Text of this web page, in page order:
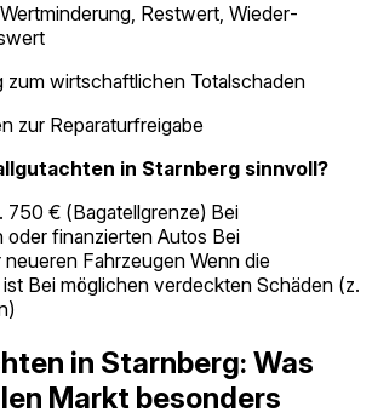
Restwert, Wieder­
zum wirtschaftlichen Totalschaden
zur Reparaturfreigabe
in Starnberg sinnvoll?
750 € (Bagatellgrenze) Bei
oder finanzierten Autos Bei
Fahrzeugen Wenn die
Bei möglichen verdeckten Schäden (z.
in Starnberg: Was
Markt besonders